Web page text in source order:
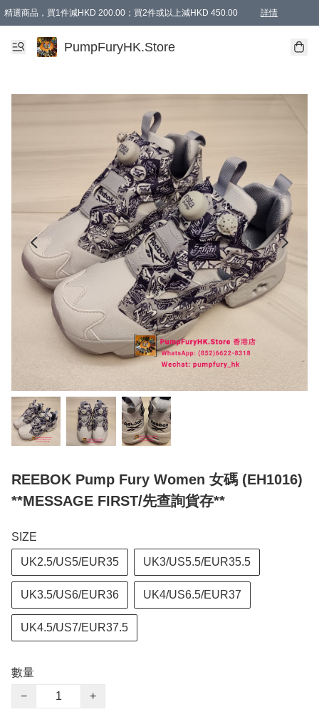
精選商品，買1件減HKD 200.00；買2件或以上減HKD 450.00 詳情
AAPE商品,會員專享9折或以上（按會員等級）AAPE products, members can
精選商品，任選買2件或以上減HKD 100.00
購物滿 HKD 800.00即享免運費優惠！（適用於 特定的送貨方式 )
PumpFuryHK.Store
REEBOK Pump Fury Women 女碼 (EH1016)
**MESSAGE FIRST/先查詢貨存**
SIZE
UK2.5/US5/EUR35 UK3/US5.5/EUR35.5
UK3.5/US6/EUR36 UK4/US6.5/EUR37
UK4.5/US7/EUR37.5
數量
−
+